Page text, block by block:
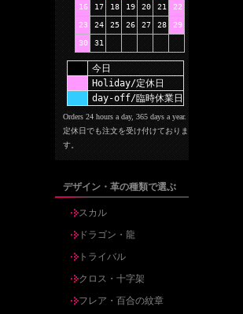
16 17 18 19 20 21 22
23 24 25 26 27 28 29
30 31
今日
Holiday/定休日
day-off/臨時休業日
Orders 24 hours a day, 365 days a year.
定休日でも注文を受け付けておりま
す。
デザイン・革の種類で選ぶ
スカル
ドラゴン・龍
トライバル
クロス・十字架
フレア・百合の紋章